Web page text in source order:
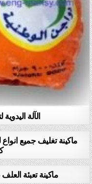
الآلة
ماكينة تغليف جميع
ماكينة تعبئة